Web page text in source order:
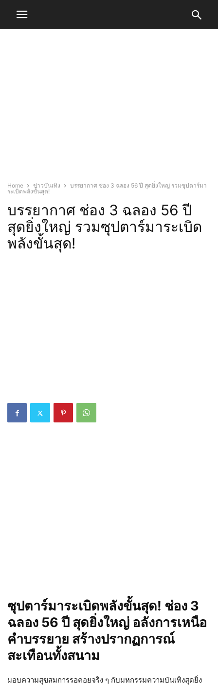
Home ข่าวบันเทิง
บรรยากาศ ช่อง 3 ฉลอง 56 ปี สุดยิ่งใหญ่ รวมซุปตาร์มา
ระเบิดพลังขั้นสุด!
บรรยากาศ ช่อง 3 ฉลอง 56 ปี
สุดยิ่งใหญ่ รวมซุปตาร์มาระเบิด
พลังขั้นสุด!
ซุปตาร์มาระเบิดพลังขั้นสุด! ช่อง 3
ฉลอง 56 ปี สุดยิ่งใหญ่ อลังการเหนือ
คำบรรยาย สร้างปรากฏการณ์
สะเทือนทั้งสนาม
มอบความสุขสมการรอคอยจริง ๆ กับมหกรรมความบันเทิงสุดยิ่ง